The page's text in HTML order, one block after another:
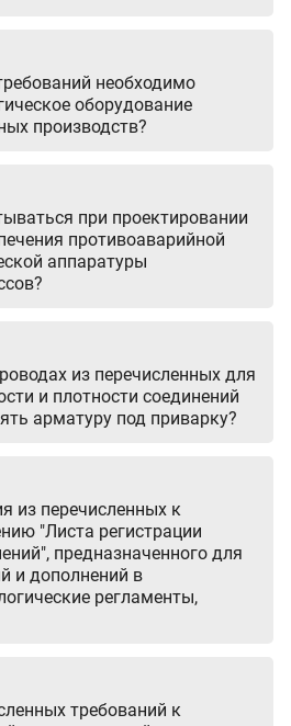
необходимо
оборудование
производств?
при проектировании
противоаварийной
аппаратуры
из перечисленных для
и плотности соединений
арматуру под приварку?
из перечисленных к
"Листа регистрации
предназначенного для
и дополнений в
регламенты,
требований к